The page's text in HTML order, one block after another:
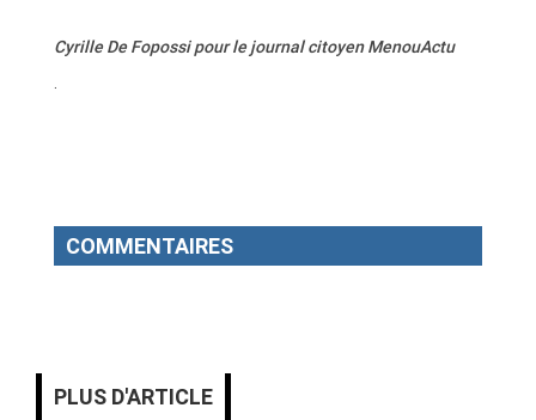
Cyrille De Fopossi pour le journal citoyen MenouActu
.
COMMENTAIRES
PLUS D'ARTICLE